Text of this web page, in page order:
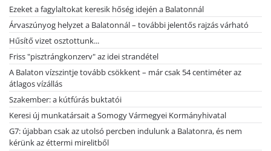
Ezeket a fagylaltokat keresik hőség idején a Balatonnál
Árvaszúnyog helyzet a Balatonnál – további jelentős rajzás várható
Hűsítő vizet osztottunk...
Friss "pisztrángkonzerv" az idei strandétel
A Balaton vízszintje tovább csökkent – már csak 54 centiméter az
átlagos vízállás
Szakember: a kútfúrás buktatói
Keresi új munkatársait a Somogy Vármegyei Kormányhivatal
G7: újabban csak az utolsó percben indulunk a Balatonra, és nem
kérünk az éttermi mirelitből